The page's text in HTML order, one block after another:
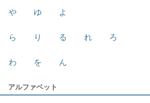
や ゆ よ
ら り る れ ろ
わ を ん
アルファベット